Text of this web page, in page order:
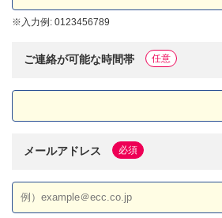
※ 入力例: 0123456789
ご連絡が可能な時間帯 任意
メールアドレス 必須